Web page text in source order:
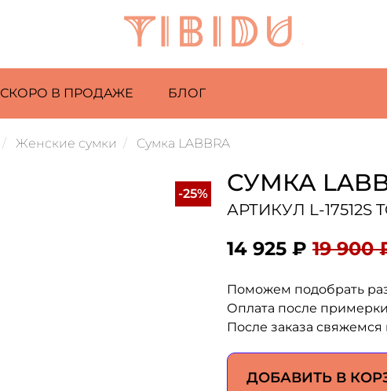
СКОРО В ПРОДАЖЕ БЛОГ
Женские сумки Сумка LABBRA
-25% СУМКА
АРТИКУЛ L-17512S
14 925 ₽ 19 900
Поможем подобрать
Оплата после примерки
После заказа
ДОБАВИТЬ В